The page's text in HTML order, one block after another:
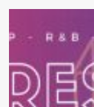
Exposição
Olhares
Baixada
no
Sesc
Caxias